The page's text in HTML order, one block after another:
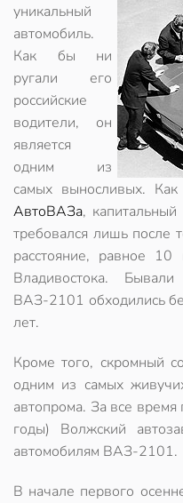
уникальный
автомобиль.
Как бы ни
ругали его
российские
водители, он
является
одним из
самых выносливых. Как
АвтоВАЗа, капитальный
требовался лишь после
расстояние, равное
Владивостока.
ВАЗ-2101 обходились
лет.
Кроме того, скромный
одним из самых
автопрома. За все
годы) Волжский
автомобилям ВАЗ-2101.
В начале первого